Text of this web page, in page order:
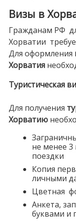
Визы в
Гражданам РФ
Хорватии
Для оформления
Хорватия
Туристическая
Для получения
Хорватию
не менее 3
поездки
Копия
личными
Цветная
Анкета,
буквами и